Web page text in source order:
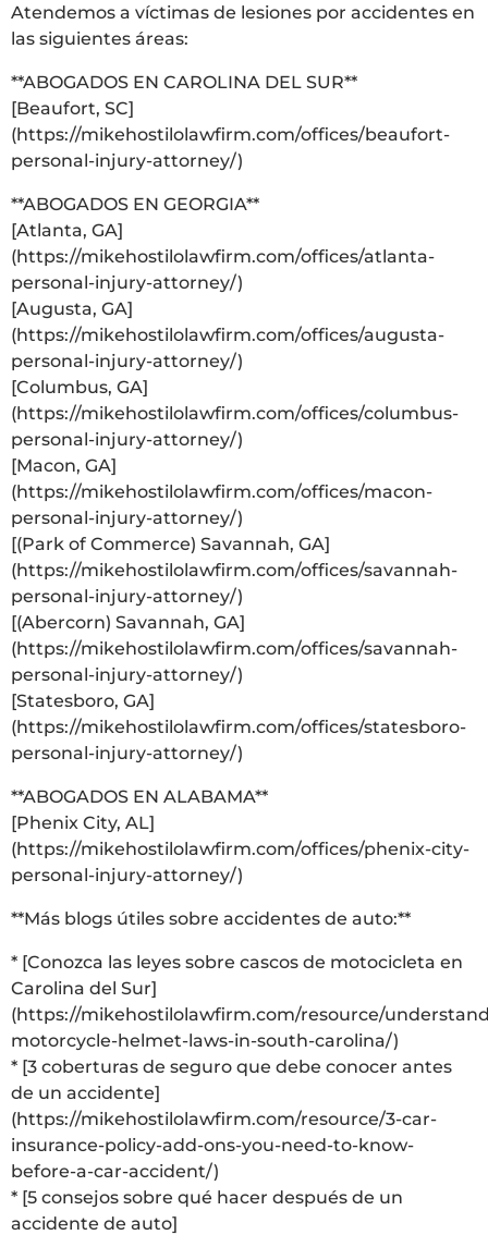
Atendemos a víctimas de lesiones por accidentes en
las siguientes áreas:
**ABOGADOS EN CAROLINA DEL SUR**
[Beaufort, SC]
(https://mikehostilolawfirm.com/offices/beaufort-
personal-injury-attorney/)
**ABOGADOS EN GEORGIA**
[Atlanta, GA]
(https://mikehostilolawfirm.com/offices/atlanta-
personal-injury-attorney/)
[Augusta, GA]
(https://mikehostilolawfirm.com/offices/augusta-
personal-injury-attorney/)
[Columbus, GA]
(https://mikehostilolawfirm.com/offices/columbus-
personal-injury-attorney/)
[Macon, GA]
(https://mikehostilolawfirm.com/offices/macon-
personal-injury-attorney/)
[(Park of Commerce) Savannah, GA]
(https://mikehostilolawfirm.com/offices/savannah-
personal-injury-attorney/)
[(Abercorn) Savannah, GA]
(https://mikehostilolawfirm.com/offices/savannah-
personal-injury-attorney/)
[Statesboro, GA]
(https://mikehostilolawfirm.com/offices/statesboro-
personal-injury-attorney/)
**ABOGADOS EN ALABAMA**
[Phenix City, AL]
(https://mikehostilolawfirm.com/offices/phenix-city-
personal-injury-attorney/)
**Más blogs útiles sobre accidentes de auto:**
* [Conozca las leyes sobre cascos de motocicleta en
Carolina del Sur]
(https://mikehostilolawfirm.com/resource/
motorcycle-helmet-laws-in-south-carolina/)
* [3 coberturas de seguro que debe conocer antes
de un accidente]
(https://mikehostilolawfirm.com/resource/3-car-
insurance-policy-add-ons-you-need-to-know-
before-a-car-accident/)
* [5 consejos sobre qué hacer después de un
accidente de auto]